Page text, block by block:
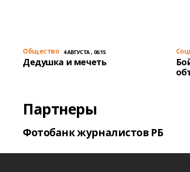
Общество 4 АВГУСТА , 06:15
Дедушка и мечеть
Партнеры
Фотобанк журналистов РБ